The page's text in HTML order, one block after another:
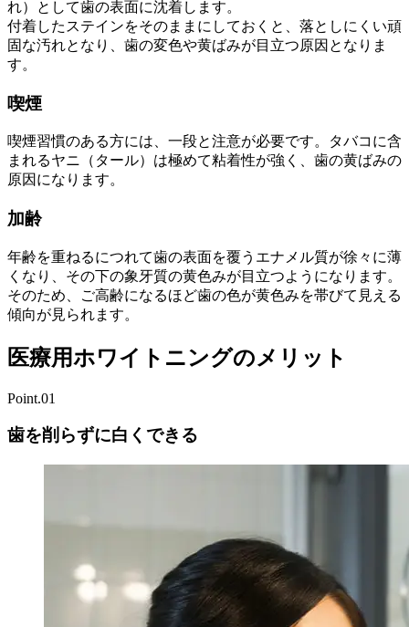
れ）として歯の表面に沈着します。
付着したステインをそのままにしておくと、落としにくい頑
固な汚れとなり、歯の変色や黄ばみが目立つ原因となりま
す。
喫煙
喫煙習慣のある方には、一段と注意が必要です。タバコに含
まれるヤニ（タール）は極めて粘着性が強く、歯の黄ばみの
原因になります。
加齢
年齢を重ねるにつれて歯の表面を覆うエナメル質が徐々に薄
くなり、その下の象牙質の黄色みが目立つようになります。
そのため、ご高齢になるほど歯の色が黄色みを帯びて見える
傾向が見られます。
医療用ホワイトニングのメリット
Point.01
歯を削らずに白くできる